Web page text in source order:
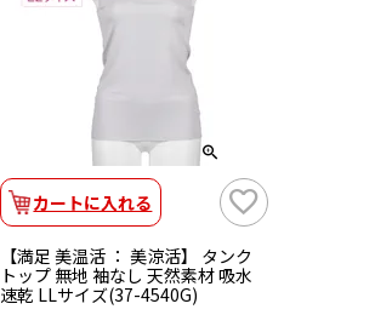
カートに入れる
【満足 美温活 ： 美涼活】 タンク
トップ 無地 袖なし 天然素材 吸水
速乾 LLサイズ(37-4540G)